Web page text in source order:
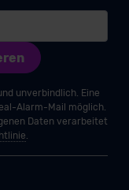
unverbindlich. Eine
Alarm-Mail möglich.
Daten verarbeitet
.